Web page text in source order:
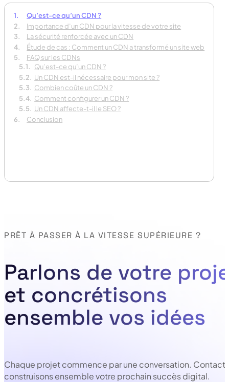
Qu’est-ce qu’un CDN ?
Importance d’un CDN pour la vitesse de votre site
La sécurité renforcée avec un CDN
Étude de cas : Comment un CDN a transformé un site web
FAQ sur les CDNs
Qu’est-ce qu’un CDN ?
Un CDN est-il nécessaire pour mon site ?
Combien coûte un CDN ?
Comment configurer un CDN ?
Un CDN affecte-t-il le SEO ?
Conclusion
Parlons de votre
et concrétisons
ensemble vos idées
PRÊT À PASSER À LA VITESSE SUPÉRIEURE ?
Chaque projet commence par une conversation.
construisons ensemble votre prochain succès digital.